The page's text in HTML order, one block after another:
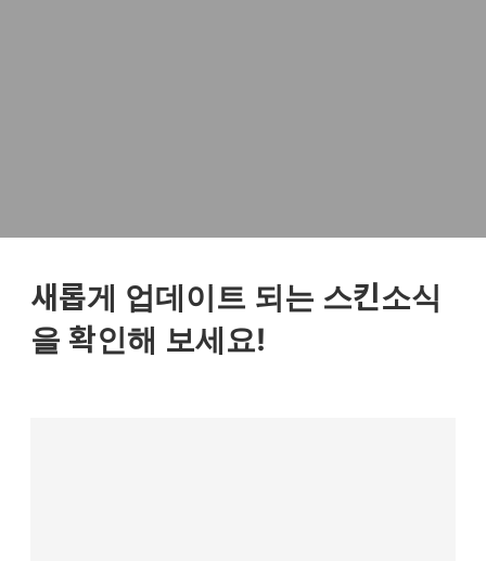
새롭게 업데이트 되는 스킨소식
을 확인해 보세요!